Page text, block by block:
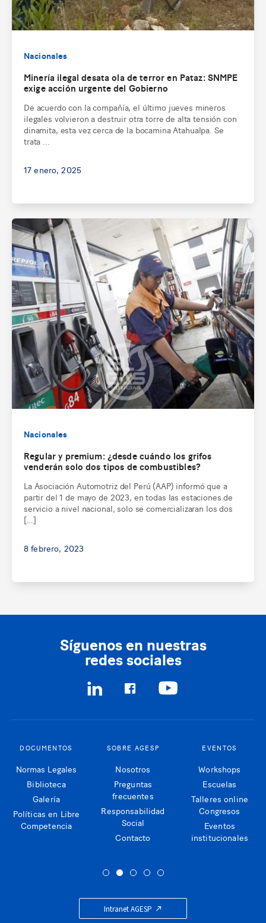
Nacionales
Minería ilegal desata ola de terror en Pataz: SNMPE
exige acción urgente del Gobierno
De acuerdo con la compañía, el último jueves mineros
ilegales volvieron a destruir otra torre de alta tensión con
dinamita, esta vez cerca de la bocamina Atahualpa. Se
trata ...
17 enero, 2025
Nacionales
Regular y premium: ¿desde cuándo los grifos
venderán solo dos tipos de combustibles?
La Asociación Automotriz del Perú (AAP) informó que a
partir del 1 de mayo de 2023, en todas las estaciones de
servicio a nivel nacional, solo se comercializaran los dos
[…]
8 febrero, 2023
Síguenos en nuestras
redes sociales
DOCUMENTOS
Normas Legales
Biblioteca
Galería
Políticas en Libre
Competencia
SOBRE AGESP
Nosotros
Preguntas
frecuentes
Responsabilidad
Social
Contacto
EVENTOS
Workshops
Escuelas
Talleres online
Congresos
Eventos
institucionales
Intranet AGESP